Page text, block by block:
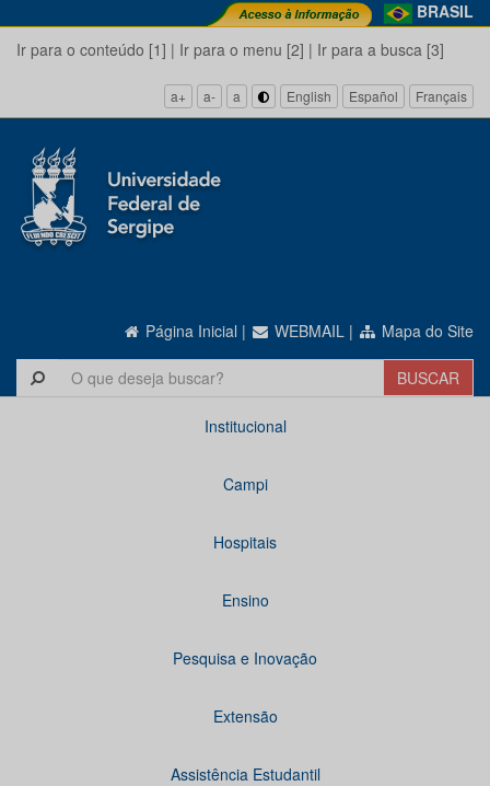
BRASIL
Ir para o conteúdo [1] | Ir para o menu [2] | Ir para a busca [3]
a+ a- a English Español Français
Página Inicial | WEBMAIL | Mapa do Site
Institucional
Campi
Hospitais
Ensino
Pesquisa e Inovação
Extensão
Assistência Estudantil